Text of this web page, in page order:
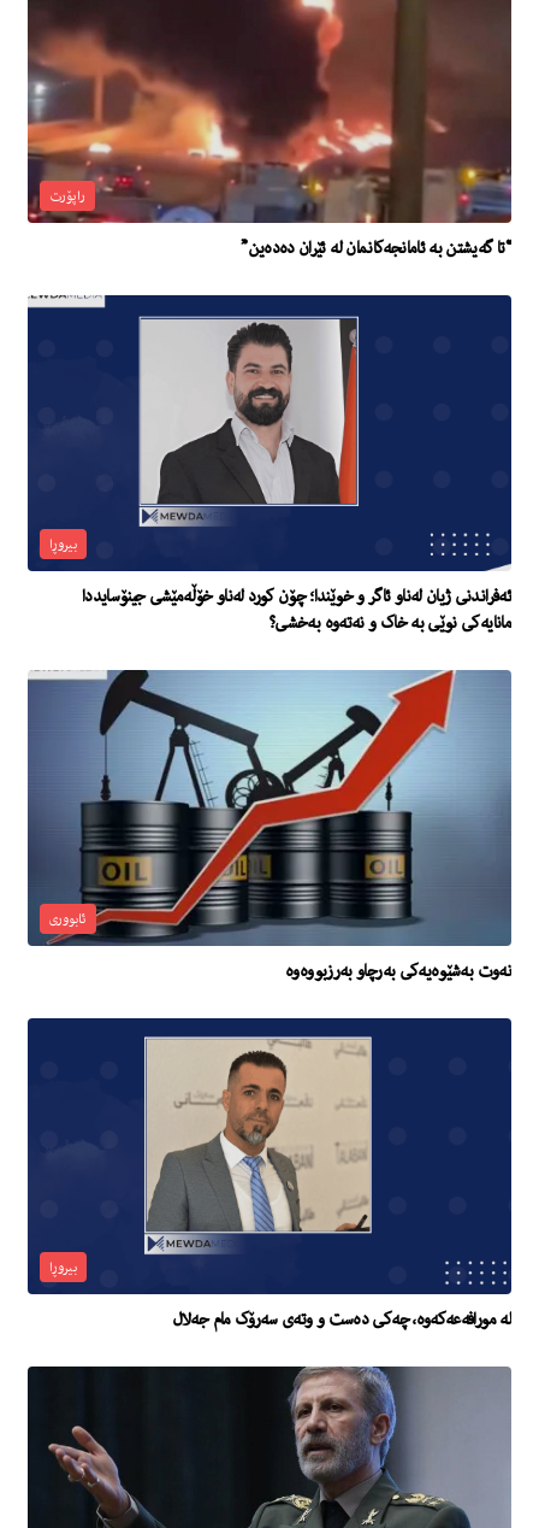
راپۆرت
“تا گه‌یشتن به‌ ئامانجه‌كانمان له‌ ئێران ده‌ده‌ین”
بیروڕا
ئەفراندنی ژیان لەناو ئاگر و خوێندا؛ چۆن کورد لەناو خۆڵەمێشی جینۆسایددا
مانایەکی نوێی بە خاک و نەتەوە بەخشی؟
ئابووری
نەوت بەشێوەیەکی بەرچاو بەرزبووەوە
بیروڕا
لە مورافەعەکەوە، چەکی دەست و وتەی سەرۆک مام جەلال